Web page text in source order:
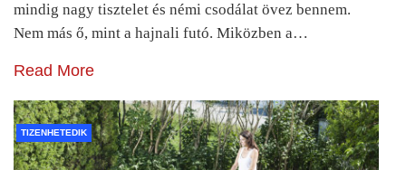
mindig nagy tisztelet és némi csodálat övez bennem.
Nem más ő, mint a hajnali futó. Miközben a…
Read More
TIZENHETEDIK